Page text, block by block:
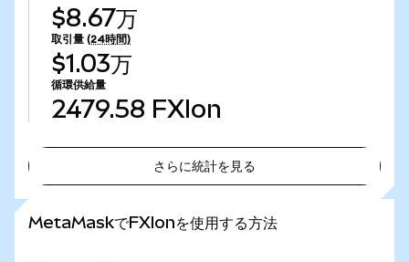
$8.67万
取引量 (24時間)
$1.03万
循環供給量
2479.58 FXIon
さらに統計を見る
MetaMaskでFXIonを使用する方法